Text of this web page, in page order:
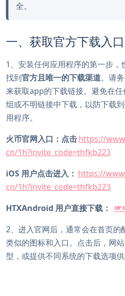
全。
一、获取官方下载入口
1、安装任何应用程序的第一步，
找到官方且唯一的下载渠道。请
来获取app的下载链接。避免在
组或不明链接中下载，以防下载
用程序。
火币官网入口：点击https://
cn/1h?invite_code=thfkb223
iOS 用户点击进入： https://
cn/1h?invite_code=thfkb223
HTXAndroid 用户直接下载：
2、进入官网后，通常会在首页的
类似的图标和入口。点击后，网
型，或提供不同系统的下载选项供